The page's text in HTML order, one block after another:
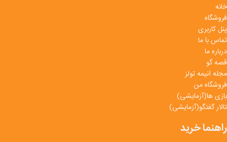
خانه
فروشگاه
پنل کاربری
تماس با ما
درباره ما
قصه گو
مجله انیمه تولز
فروشگاه من
بازی ها(آزمایشی)
تالار گفتگو(آزمایشی)
راهنما خرید